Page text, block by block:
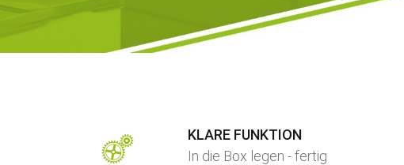
KLARE FUNKTION
In die Box legen - fertig